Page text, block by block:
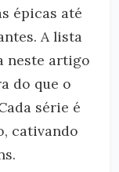
épicas até
A lista
neste artigo
do que o
série é
cativando